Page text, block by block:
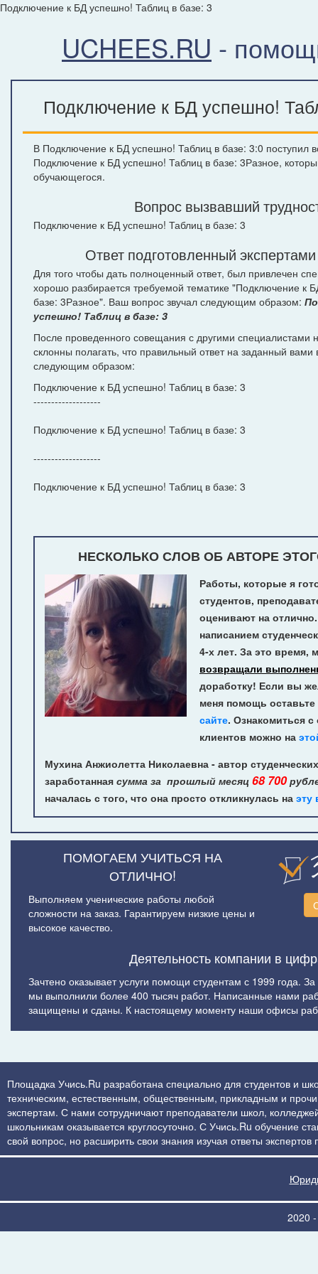
Подключение к БД успешно! Таблиц в базе: 3
UCHEES.RU -
Подключение к БД успешно!
В Подключение к БД успешно! Таблиц в базе: 3:0 поступил
Подключение к БД успешно! Таблиц в базе: 3Разное,
обучающегося.
Вопрос вызвавший
Подключение к БД успешно! Таблиц в базе: 3
Ответ подготовленный
Для того чтобы дать полноценный ответ, был привлечен
хорошо разбирается требуемой тематике "Подключение к
базе: 3Разное". Ваш вопрос звучал следующим образом:
успешно! Таблиц в базе: 3
После проведенного совещания с другими специалистами
склонны полагать, что правильный ответ на заданный вами
следующим образом:
Подключение к БД успешно! Таблиц в базе: 3
-------------------
Подключение к БД успешно! Таблиц в базе: 3
-------------------
Подключение к БД успешно! Таблиц в базе: 3
НЕСКОЛЬКО СЛОВ ОБ АВТОРЕ
Работы, которые я
студентов,
оценивают на
написанием
4-х лет. За это время,
возвращали
доработку! Если вы
меня помощь оставьте
сайте. Ознакомиться
клиентов можно на
Мухина Анжиолетта Николаевна - автор
заработанная сумма за прошлый месяц 68 700
началась с того, что она просто откликнулась на эту
ПОМОГАЕМ УЧИТЬСЯ НА
ОТЛИЧНО!
Выполняем ученические работы любой
сложности на заказ. Гарантируем низкие цены и
высокое качество.
Деятельность компании в
Зачтено оказывает услуги помощи студентам с 1999 года.
мы выполнили более 400 тысяч работ. Написанные нами
защищены и сданы. К настоящему моменту наши офисы
Площадка Учись.Ru разработана специально для студентов и
техническим, естественным, общественным, прикладным и
экспертам. С нами сотрудничают преподаватели школ,
школьникам оказывается круглосуточно. С Учись.Ru обучение
свой вопрос, но расширить свои знания изучая ответы
2020